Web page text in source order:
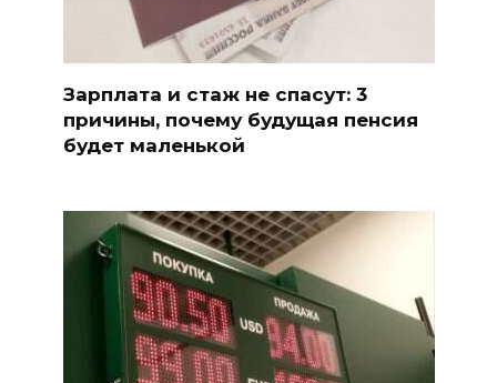
Зарплата и стаж не спасут: 3
причины, почему будущая пенсия
будет маленькой